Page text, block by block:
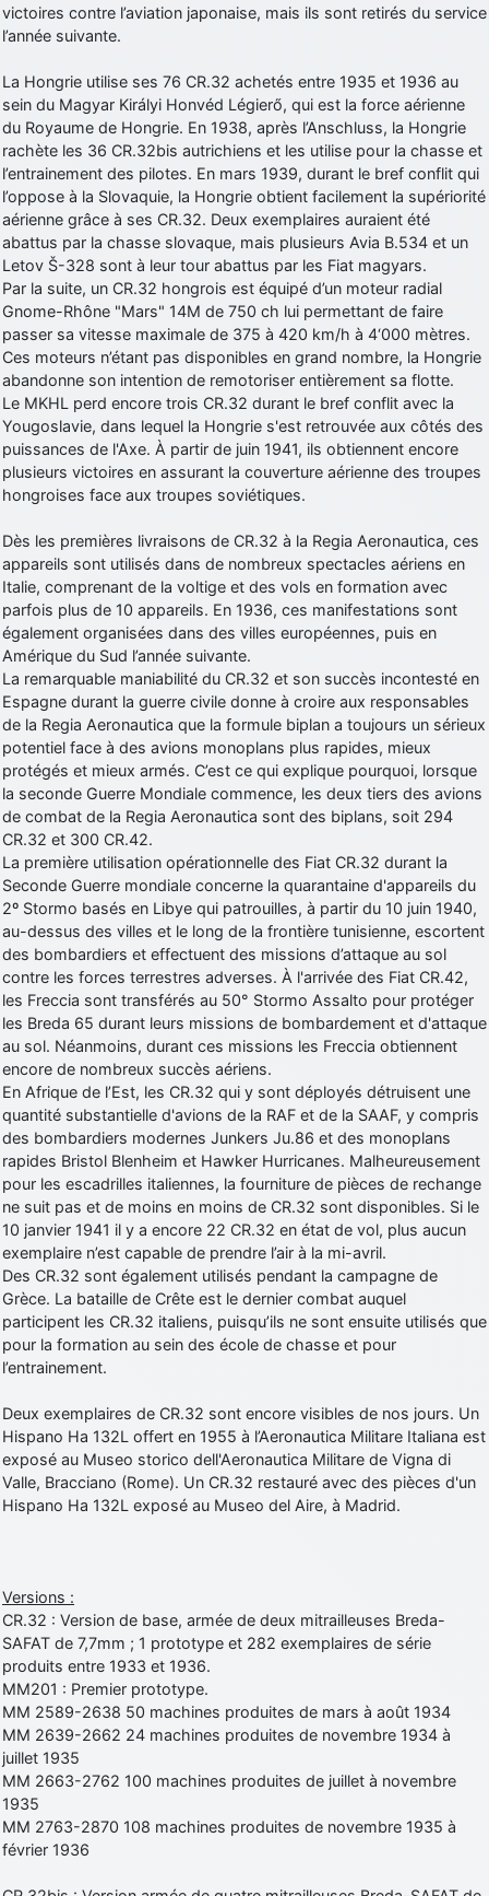
victoires contre l’aviation japonaise, mais ils sont retirés du service
l’année suivante.
La Hongrie utilise ses 76 CR.32 achetés entre 1935 et 1936 au
sein du Magyar Királyi Honvéd Légierő, qui est la force aérienne
du Royaume de Hongrie. En 1938, après l’Anschluss, la Hongrie
rachète les 36 CR.32bis autrichiens et les utilise pour la chasse et
l’entrainement des pilotes. En mars 1939, durant le bref conflit qui
l’oppose à la Slovaquie, la Hongrie obtient facilement la supériorité
aérienne grâce à ses CR.32. Deux exemplaires auraient été
abattus par la chasse slovaque, mais plusieurs Avia B.534 et un
Letov Š-328 sont à leur tour abattus par les Fiat magyars.
Par la suite, un CR.32 hongrois est équipé d’un moteur radial
Gnome-Rhône "Mars" 14M de 750 ch lui permettant de faire
passer sa vitesse maximale de 375 à 420 km/h à 4‘000 mètres.
Ces moteurs n’étant pas disponibles en grand nombre, la Hongrie
abandonne son intention de remotoriser entièrement sa flotte.
Le MKHL perd encore trois CR.32 durant le bref conflit avec la
Yougoslavie, dans lequel la Hongrie s'est retrouvée aux côtés des
puissances de l'Axe. À partir de juin 1941, ils obtiennent encore
plusieurs victoires en assurant la couverture aérienne des troupes
hongroises face aux troupes soviétiques.
Dès les premières livraisons de CR.32 à la Regia Aeronautica, ces
appareils sont utilisés dans de nombreux spectacles aériens en
Italie, comprenant de la voltige et des vols en formation avec
parfois plus de 10 appareils. En 1936, ces manifestations sont
également organisées dans des villes européennes, puis en
Amérique du Sud l’année suivante.
La remarquable maniabilité du CR.32 et son succès incontesté en
Espagne durant la guerre civile donne à croire aux responsables
de la Regia Aeronautica que la formule biplan a toujours un sérieux
potentiel face à des avions monoplans plus rapides, mieux
protégés et mieux armés. C’est ce qui explique pourquoi, lorsque
la seconde Guerre Mondiale commence, les deux tiers des avions
de combat de la Regia Aeronautica sont des biplans, soit 294
CR.32 et 300 CR.42.
La première utilisation opérationnelle des Fiat CR.32 durant la
Seconde Guerre mondiale concerne la quarantaine d'appareils du
2º Stormo basés en Libye qui patrouilles, à partir du 10 juin 1940,
au-dessus des villes et le long de la frontière tunisienne, escortent
des bombardiers et effectuent des missions d’attaque au sol
contre les forces terrestres adverses. À l'arrivée des Fiat CR.42,
les Freccia sont transférés au 50° Stormo Assalto pour protéger
les Breda 65 durant leurs missions de bombardement et d'attaque
au sol. Néanmoins, durant ces missions les Freccia obtiennent
encore de nombreux succès aériens.
En Afrique de l’Est, les CR.32 qui y sont déployés détruisent une
quantité substantielle d'avions de la RAF et de la SAAF, y compris
des bombardiers modernes Junkers Ju.86 et des monoplans
rapides Bristol Blenheim et Hawker Hurricanes. Malheureusement
pour les escadrilles italiennes, la fourniture de pièces de rechange
ne suit pas et de moins en moins de CR.32 sont disponibles. Si le
10 janvier 1941 il y a encore 22 CR.32 en état de vol, plus aucun
exemplaire n’est capable de prendre l’air à la mi-avril.
Des CR.32 sont également utilisés pendant la campagne de
Grèce. La bataille de Crête est le dernier combat auquel
participent les CR.32 italiens, puisqu’ils ne sont ensuite utilisés que
pour la formation au sein des école de chasse et pour
l’entrainement.
Deux exemplaires de CR.32 sont encore visibles de nos jours. Un
Hispano Ha 132L offert en 1955 à l’Aeronautica Militare Italiana est
exposé au Museo storico dell'Aeronautica Militare de Vigna di
Valle, Bracciano (Rome). Un CR.32 restauré avec des pièces d'un
Hispano Ha 132L exposé au Museo del Aire, à Madrid.
Versions :
CR.32 : Version de base, armée de deux mitrailleuses Breda-
SAFAT de 7,7mm ; 1 prototype et 282 exemplaires de série
produits entre 1933 et 1936.
MM201 : Premier prototype.
MM 2589-2638 50 machines produites de mars à août 1934
MM 2639-2662 24 machines produites de novembre 1934 à
juillet 1935
MM 2663-2762 100 machines produites de juillet à novembre
1935
MM 2763-2870 108 machines produites de novembre 1935 à
février 1936